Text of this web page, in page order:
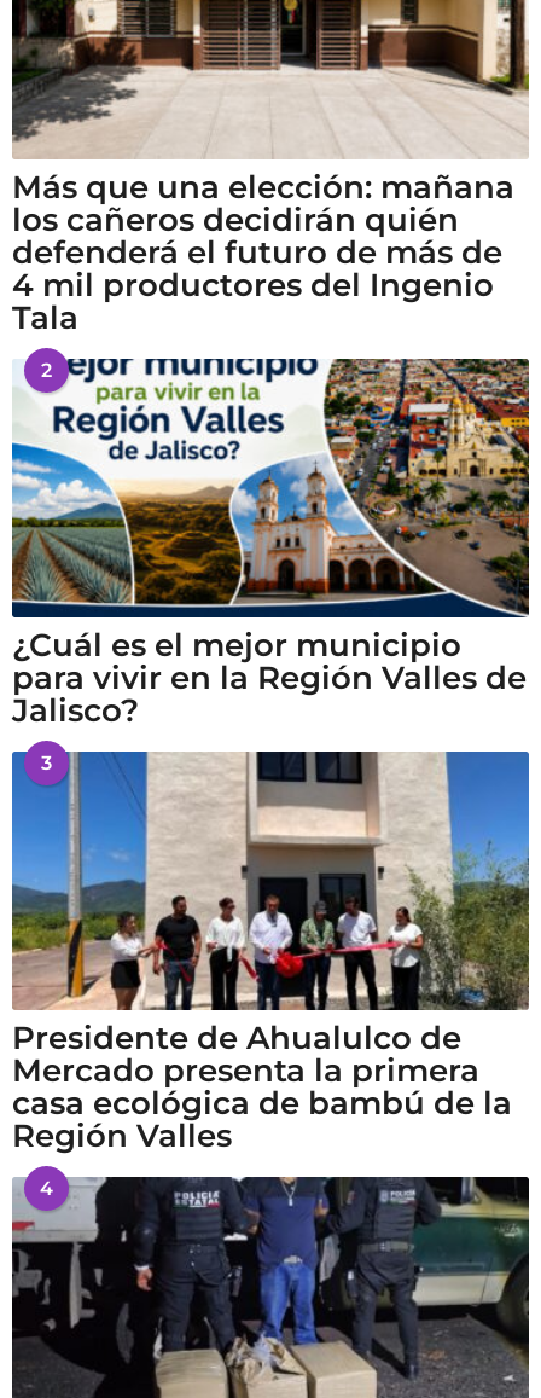
Más que una elección: mañana
los cañeros decidirán quién
defenderá el futuro de más de
4 mil productores del Ingenio
Tala
2
¿Cuál es el mejor municipio
para vivir en la Región Valles de
Jalisco?
3
Presidente de Ahualulco de
Mercado presenta la primera
casa ecológica de bambú de la
Región Valles
4